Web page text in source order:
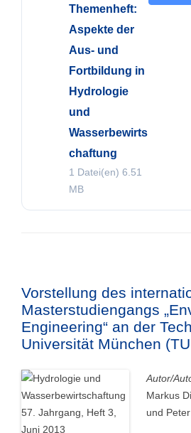
Themenheft:
Aspekte der
Aus- und
Fortbildung in
Hydrologie
und
Wasserbewirts
chaftung
1 Datei(en) 6.51
MB
Vorstellung des
Masterstudiengangs
Engineering“ an der
Universität München
Autor/
Markus
und